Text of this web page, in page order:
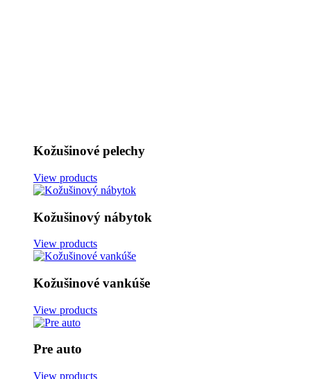
Kožušinové pelechy
View products
Kožušinový nábytok
View products
Kožušinové vankúše
View products
Pre auto
View products